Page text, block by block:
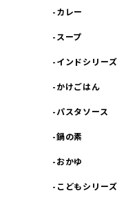
-カレー
-スープ
-インドシリーズ
-かけごはん
-パスタソース
-鍋の素
-おかゆ
-こどもシリーズ